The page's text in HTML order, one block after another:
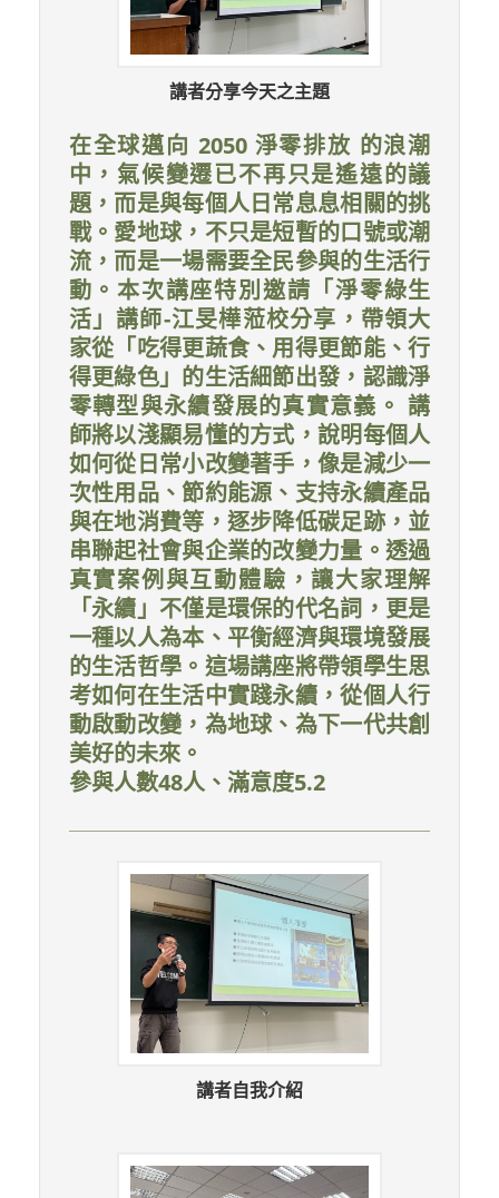
講者分享今天之主題
在全球邁向 2050 淨零排放 的浪潮
中，氣候變遷已不再只是遙遠的議
題，而是與每個人日常息息相關的挑
戰。愛地球，不只是短暫的口號或潮
流，而是一場需要全民參與的生活行
動。本次講座特別邀請「淨零綠生
活」講師-江旻樺蒞校分享，帶領大
家從「吃得更蔬食、用得更節能、行
得更綠色」的生活細節出發，認識淨
零轉型與永續發展的真實意義。 講
師將以淺顯易懂的方式，說明每個人
如何從日常小改變著手，像是減少一
次性用品、節約能源、支持永續產品
與在地消費等，逐步降低碳足跡，並
串聯起社會與企業的改變力量。透過
真實案例與互動體驗，讓大家理解
「永續」不僅是環保的代名詞，更是
一種以人為本、平衡經濟與環境發展
的生活哲學。這場講座將帶領學生思
考如何在生活中實踐永續，從個人行
動啟動改變，為地球、為下一代共創
美好的未來。
參與人數48人、滿意度5.2
講者自我介紹